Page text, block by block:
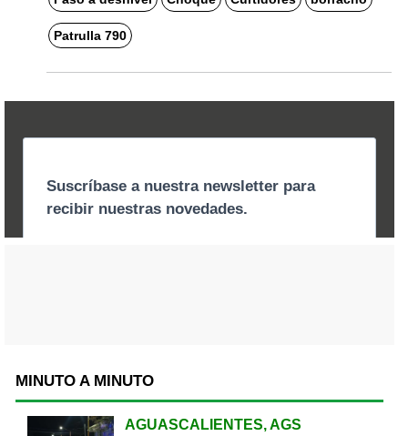
Patrulla 790
MINUTO A MINUTO
AGUASCALIENTES, AGS